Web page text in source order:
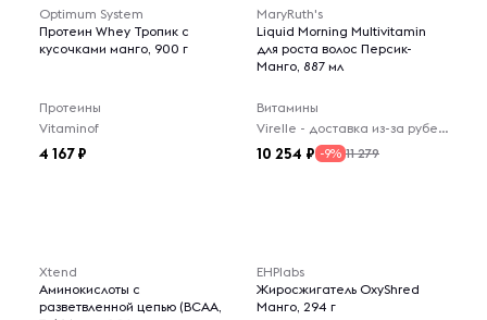
Optimum System
Протеин Whey Тропик с
кусочками манго, 900 г
Протеины
Vitaminof
4 167
MaryRuth's
Liquid Morning Multivitamin
для роста волос Персик-
Манго, 887 мл
Витамины
Virelle - доставка из-за рубежа
10 254 -9% 11 279
Xtend
Аминокислоты с
разветвленной цепью (BCAA,
EHPlabs
Жиросжигатель OxyShred
Манго, 294 г